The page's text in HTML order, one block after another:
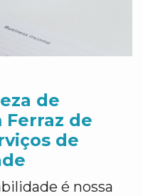
de
Ferraz de
de
é nossa